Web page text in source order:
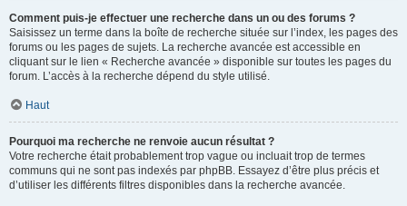
Comment puis-je effectuer une recherche dans un ou des forums ?
Saisissez un terme dans la boîte de recherche située sur l’index, les pages des
forums ou les pages de sujets. La recherche avancée est accessible en
cliquant sur le lien « Recherche avancée » disponible sur toutes les pages du
forum. L’accès à la recherche dépend du style utilisé.
Haut
Pourquoi ma recherche ne renvoie aucun résultat ?
Votre recherche était probablement trop vague ou incluait trop de termes
communs qui ne sont pas indexés par phpBB. Essayez d’être plus précis et
d’utiliser les différents filtres disponibles dans la recherche avancée.